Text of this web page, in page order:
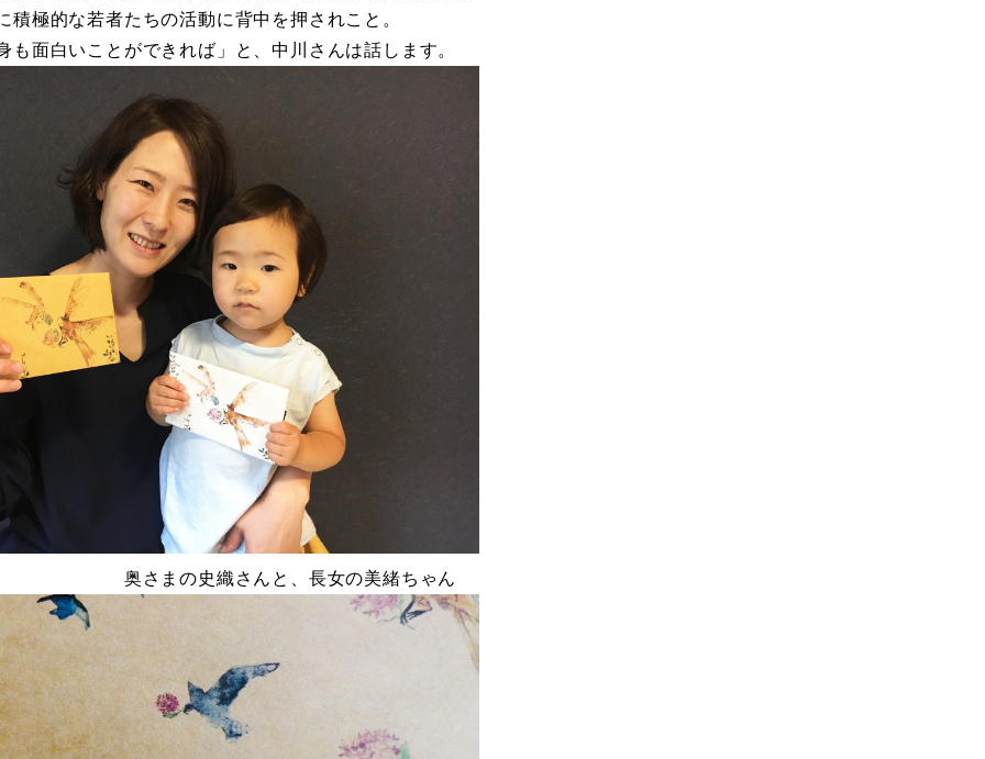
積極的な若者たちの活動に背中を押されこと。
も面白いことができれば」と、中川さんは話します。
さんと、長女の美緒ちゃん